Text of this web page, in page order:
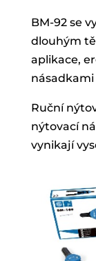
BM-92 se
dlouhým
aplikace,
násadkami
Ruční
nýtovací
vynikají